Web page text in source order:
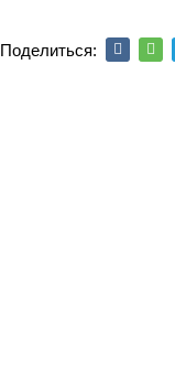
Поделиться: